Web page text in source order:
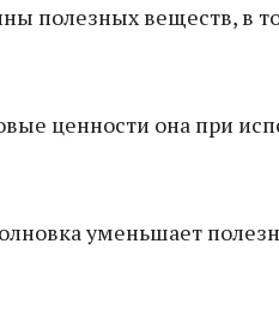
полезных веществ, в
ценности она при
уменьшает